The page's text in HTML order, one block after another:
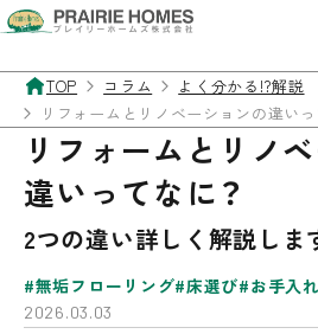
TOP コラム
よく分かる!?解説
リフォームとリノベーションの違い
リフォームとリノ
違いってなに？
2つの違い詳しく解説しま
無垢フローリング 床選び お手入れ
2026.03.03